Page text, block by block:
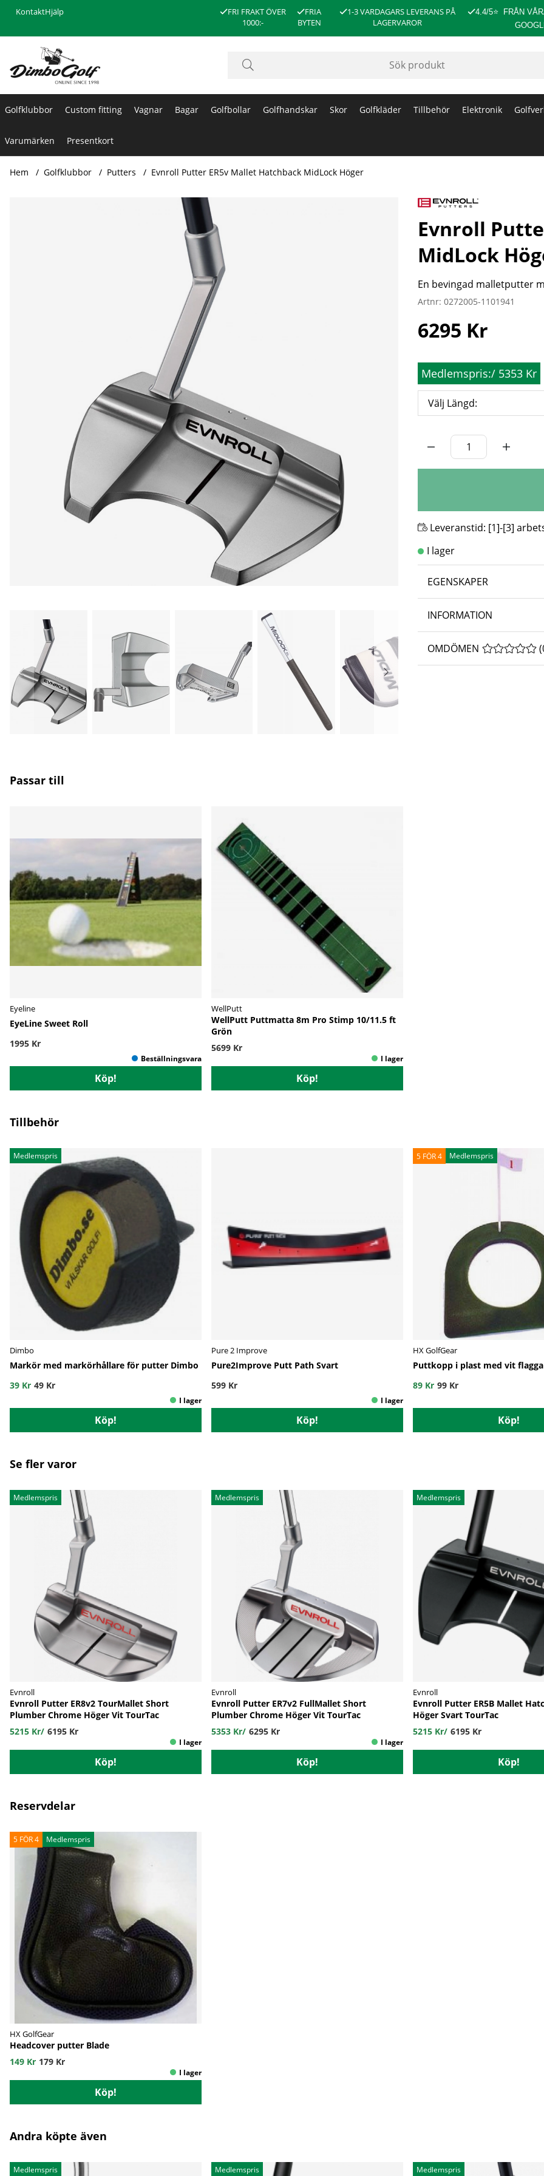
KontaktHjälp
FRI FRAKT ÖVER
1000:-
FRIA
BYTEN
1-3 VARDAGARS LEVERANS PÅ
LAGERVAROR
4.4/5⭐
FRÅN
Golfklubbor Custom fitting Vagnar Bagar Golfbollar Golfhandskar Skor Golfkläder Tillbehör Elektronik
Varumärken Presentkort
Hem Golfklubbor Putters Evnroll Putter ER5v Mallet Hatchback MidLock Höger
Produktbilder Evnroll Putter ER5v Mallet Hatchback MidLock Höger
Evnroll
MidLock
En bevingad malletputter
Artnr: 0272005-1101941
6295 Kr
Medlemspris:/ 5353 Kr
Välj Längd:
Leveranstid: [1]-[3]
EGENSKAPER
INFORMATION
OMDÖMEN (
Passar till
Eyeline
EyeLine Sweet Roll
1995 Kr
Köp!
WellPutt
WellPutt Puttmatta 8m Pro Stimp 10/11.5 ft
Grön
5699 Kr
Köp!
Tillbehör
Medlemspris
Dimbo
Markör med markörhållare för putter Dimbo
39 Kr 49 Kr
Köp!
Pure 2 Improve
Pure2Improve Putt Path Svart
599 Kr
Köp!
5 FÖR 4 Medlemspris
HX GolfGear
Puttkopp i plast med vit flagga
89 Kr 99 Kr
Köp!
Se fler varor
Medlemspris
Evnroll
Evnroll Putter ER8v2 TourMallet Short
Plumber Chrome Höger Vit TourTac
/
5215 Kr 6195 Kr
Köp!
Medlemspris
Evnroll
Evnroll Putter ER7v2 FullMallet Short
Plumber Chrome Höger Vit TourTac
/
5353 Kr 6295 Kr
Köp!
Medlemspris
Evnroll
Evnroll Putter ER5B Mallet
Höger Svart TourTac
/
5215 Kr 6195 Kr
Köp!
Reservdelar
5 FÖR 4 Medlemspris
HX GolfGear
Headcover putter Blade
149 Kr 179 Kr
Köp!
Andra köpte även
Medlemspris Medlemspris Medlemspris